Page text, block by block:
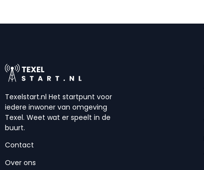
Texelstart.nl Het startpunt voor
iedere inwoner van omgeving
Texel. Weet wat er speelt in de
buurt.
Contact
Over ons